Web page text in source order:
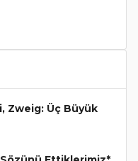
Zweig: Üç Büyük